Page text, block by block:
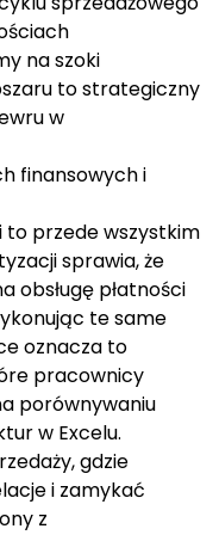
na szoki
to strategiczny
w
finansowych i
to przede wszystkim
sprawia, że
obsługę płatności
te same
oznacza to
pracownicy
porównywaniu
w Excelu.
gdzie
i zamykać
z